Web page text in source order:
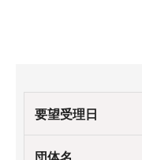
要望受理日
団体名